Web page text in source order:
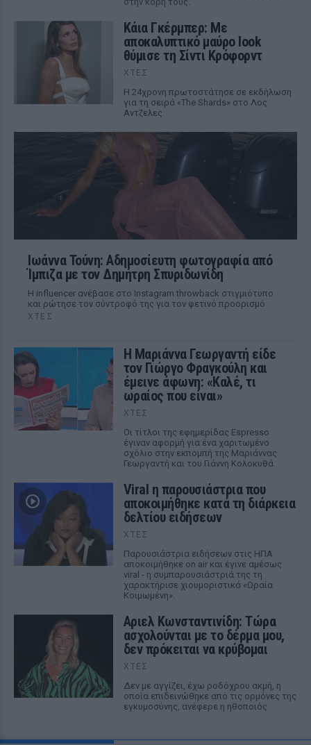
Κάια Γκέρμπερ: Με
αποκαλυπτικό μαύρο look
θύμισε τη Σίντι Κρόφορντ
ΧΤΕΣ
Η 24χρονη πρωτοστάτησε σε εκδήλωση
για τη σειρά «The Shards» στο Λος
Αντζελες
Ιωάννα Τούνη: Αδημοσίευτη φωτογραφία από
Ίμπιζα με τον Δημήτρη Σπυριδωνίδη
Η influencer ανέβασε στο Instagram throwback στιγμιότυπο
και ρώτησε τον σύντροφό της για τον φετινό προορισμό
ΧΤΕΣ
Η Μαριάννα Γεωργαντή είδε
τον Γιώργο Φραγκούλη και
έμεινε άφωνη: «Καλέ, τι
ωραίος που είναι»
ΧΤΕΣ
Οι τίτλοι της εφημερίδας Espresso
έγιναν αφορμή για ένα χαριτωμένο
σχόλιο στην εκπομπή της Μαριάννας
Γεωργαντή και του Γιάννη Κολοκυθά
Viral η παρουσιάστρια που
αποκοιμήθηκε κατά τη διάρκεια
δελτίου ειδήσεων
ΧΤΕΣ
Παρουσιάστρια ειδήσεων στις ΗΠΑ
αποκοιμήθηκε on air και έγινε αμέσως
viral - η συμπαρουσιάστριά της τη
χαρακτήρισε χιουμοριστικά «Ωραία
Κοιμωμένη».
Αριελ Κωνσταντινίδη: Τώρα
ασχολούνται με το δέρμα μου,
δεν πρόκειται να κρύβομαι
ΧΤΕΣ
Δεν με αγγίζει, έχω ροδόχρου ακμή, η
οποία επιδεινώθηκε από τις ορμόνες της
εγκυμοσύνης, ανέφερε η ηθοποιός